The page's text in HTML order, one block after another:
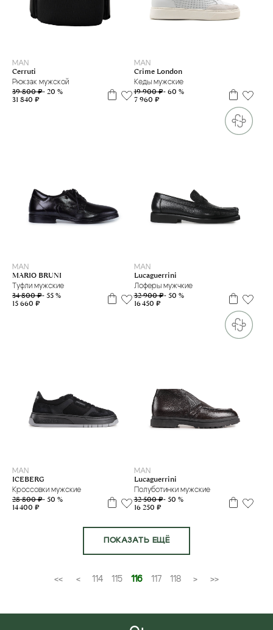
MAN
Cerruti
Рюкзак мужской
39 800 ₽- 20 %
31 840 ₽
MAN
Crime London
Кеды мужские
19 900 ₽- 60 %
7 960 ₽
MAN
MARIO BRUNI
Туфли мужские
34 800 ₽- 55 %
15 660 ₽
MAN
Lucaguerrini
Лоферы мужчкие
32 900 ₽- 50 %
16 450 ₽
MAN
ICEBERG
Кроссовки мужские
28 800 ₽- 50 %
14 400 ₽
MAN
Lucaguerrini
Полуботинки мужские
32 500 ₽- 50 %
16 250 ₽
ПОКАЗАТЬ ЕЩЁ
<< < 114 115 116 117 118 > >>